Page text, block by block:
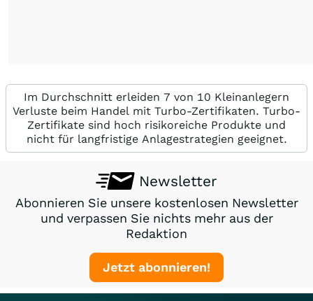
Im Durchschnitt erleiden 7 von 10 Kleinanlegern
Verluste beim Handel mit Turbo-Zertifikaten. Turbo-
Zertifikate sind hoch risikoreiche Produkte und
nicht für langfristige Anlagestrategien geeignet.
Newsletter
Abonnieren Sie unsere kostenlosen Newsletter
und verpassen Sie nichts mehr aus der
Redaktion
Jetzt abonnieren!